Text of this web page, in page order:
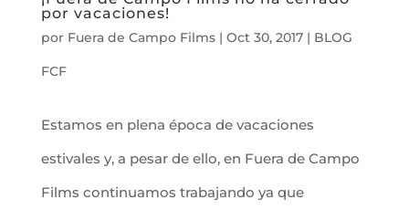
por vacaciones!
por Fuera de Campo Films| Oct 30, 2017| BLOG
FCF
Estamos en plena época de vacaciones
estivales y, a pesar de ello, en Fuera de Campo
Films continuamos trabajando ya que